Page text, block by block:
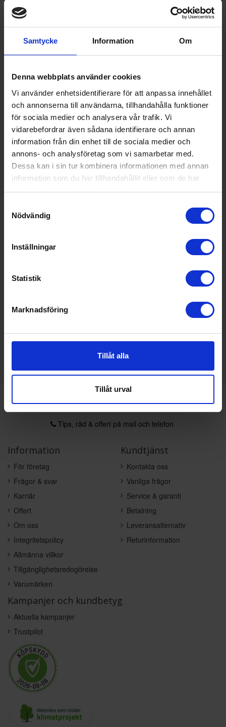
Samtycke Information Om
Denna webbplats använder cookies
Vi använder enhetsidentifierare för att anpassa innehållet
och annonserna till användarna, tillhandahålla funktioner
för sociala medier och analysera vår trafik. Vi
vidarebefordrar även sådana identifierare och annan
information från din enhet till de sociala medier och
annons- och analysföretag som vi samarbetar med.
Dessa kan i sin tur kombinera informationen med annan
information som du har tillhandahållit eller som de har
samlat in när du har använt deras tjänster.
Nödvändig
Inställningar
Statistik
Marknadsföring
Tillåt alla
Tillåt urval
Inbyggd espressomaskin
Färg: Rostfri
49 295:-
KÖP
Varumärken du älskar
Snabb leverans från Stockholm
Tips, råd & offert på mail och telefon
Information
För företag
Frågor & svar
Karriär
Offert
Om oss
Integritetspolicy
Allmänna villkor
Tillgänglighetsredogörelse
Varumärken
Kundtjänst
Kontakta oss
Vanliga frågor
Service & garanti
Betalning
Leveransalternativ
Returinformation
Kampanjer och kundbetyg
Aktuella kampanjer
Trustpilot